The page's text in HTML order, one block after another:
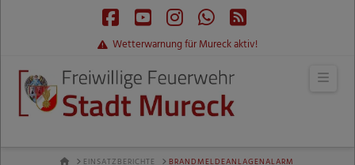
Facebook
YouTube
Instagram
Whatsapp
RSS
Wetterwarnung für Mureck aktiv!
HOMEEINSATZBERICHTE BRANDMELDEANLAGENALARM